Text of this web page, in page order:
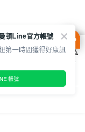
方式之詳情，及若您不希
設定，請參閱本網站「
隱私
您同意本公司得按本網站使
頓Line官方帳號
第一時間獲得好康訊
帳號